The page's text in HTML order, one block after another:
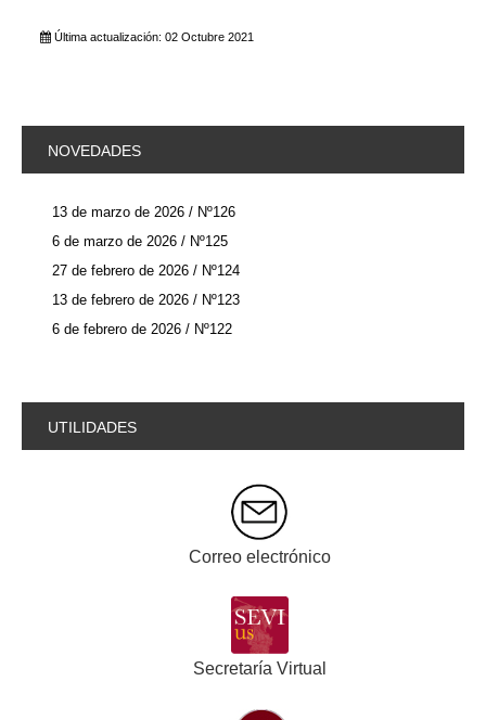
Directorio FCCE
Última actualización: 02 Octubre 2021
NOVEDADES
13 de marzo de 2026 / Nº126
6 de marzo de 2026 / Nº125
27 de febrero de 2026 / Nº124
13 de febrero de 2026 / Nº123
6 de febrero de 2026 / Nº122
UTILIDADES
Correo electrónico
Secretaría Virtual